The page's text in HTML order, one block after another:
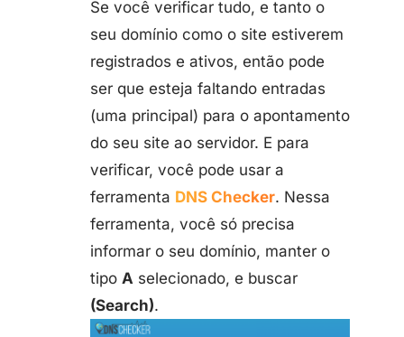
Se você verificar tudo, e tanto o
seu domínio como o site estiverem
registrados e ativos, então pode
ser que esteja faltando entradas
(uma principal) para o apontamento
do seu site ao servidor. E para
verificar, você pode usar a
ferramenta DNS Checker. Nessa
ferramenta, você só precisa
informar o seu domínio, manter o
tipo A selecionado, e buscar
(Search).